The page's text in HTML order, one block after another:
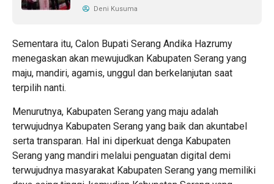
Deni Kusuma
Sementara itu, Calon Bupati Serang Andika Hazrumy
menegaskan akan mewujudkan Kabupaten Serang yang
maju, mandiri, agamis, unggul dan berkelanjutan saat
terpilih nanti.
Menurutnya, Kabupaten Serang yang maju adalah
terwujudnya Kabupaten Serang yang baik dan akuntabel
serta transparan. Hal ini diperkuat denga Kabupaten
Serang yang mandiri melalui penguatan digital demi
terwujudnya masyarakat Kabupaten Serang yang memiliki